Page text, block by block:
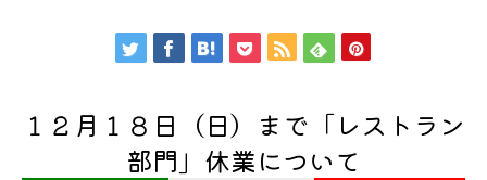
１２月１８日（日）まで「レストラン
部門」休業について